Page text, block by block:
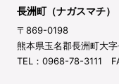
長洲町（ナガスマチ）
〒869-0198
熊本県玉名郡長洲町大
TEL：0968-78-3111